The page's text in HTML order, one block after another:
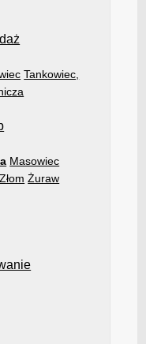
Tankowiec,
Masowiec
Złom Żuraw